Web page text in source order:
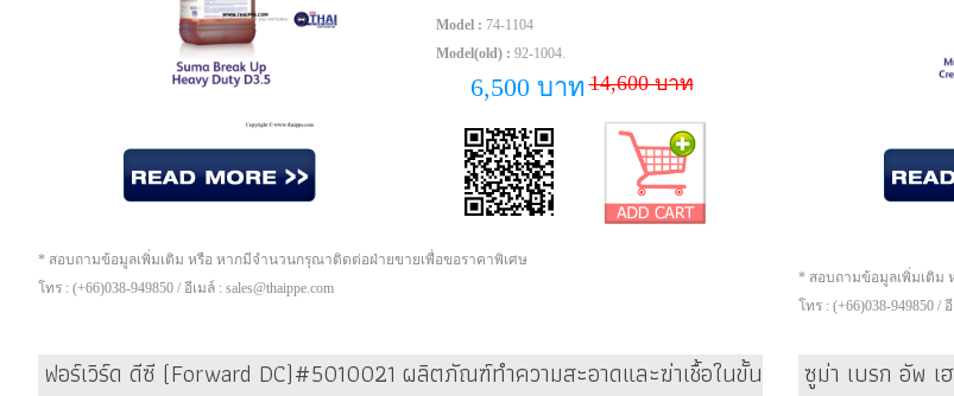
Model : 74-1104
Model(old) : 92-1004.
6,500 บาท 14,600 บาท
* สอบถามข้อมูลเพิ่มเติม หรือ หากมีจำนวนกรุณาติดต่อฝ่ายขายเพื่อขอราคาพิเศษ
โทร : (+66)038-949850 / อีเมล์ : sales@thaippe.com
* สอบถามข้อมูลเพิ่มเติม
โทร : (+66)038-949850 / อี
ฟอร์เวิร์ด ดีซี (Forward DC)#5010021 ผลิตภัณฑ์ทำความสะอาดและฆ่าเชื้อในขั้นตอนเดียว สำหรับ
ซูม่า เบรก อัพ